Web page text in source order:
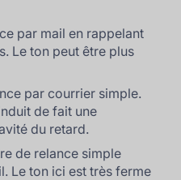
par mail en rappelant
Le ton peut être plus
par courrier simple.
de fait une
du retard.
de relance simple
Le ton ici est très ferme